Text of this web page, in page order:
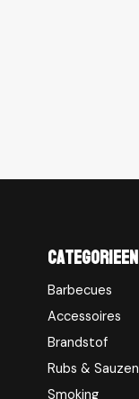
Categorieen
Barbecues
Accessoires
Brandstof
Rubs & Sauzen
Smoking